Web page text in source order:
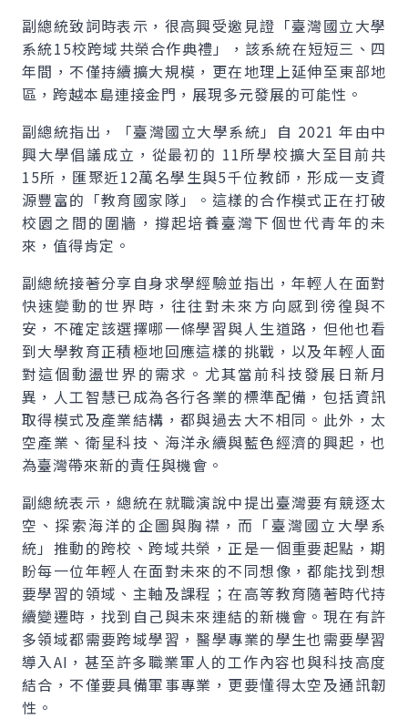
副總統致詞時表示，很高興受邀見證「臺灣國立大學
系統15校跨域共榮合作典禮」，該系統在短短三、四
年間，不僅持續擴大規模，更在地理上延伸至東部地
區，跨越本島連接金門，展現多元發展的可能性。
副總統指出，「臺灣國立大學系統」自 2021 年由中
興大學倡議成立，從最初的 11所學校擴大至目前共
15所，匯聚近12萬名學生與5千位教師，形成一支資
源豐富的「教育國家隊」。這樣的合作模式正在打破
校園之間的圍牆，撐起培養臺灣下個世代青年的未
來，值得肯定。
副總統接著分享自身求學經驗並指出，年輕人在面對
快速變動的世界時，往往對未來方向感到徬徨與不
安，不確定該選擇哪一條學習與人生道路，但他也看
到大學教育正積極地回應這樣的挑戰，以及年輕人面
對這個動盪世界的需求。尤其當前科技發展日新月
異，人工智慧已成為各行各業的標準配備，包括資訊
取得模式及產業結構，都與過去大不相同。此外，太
空產業、衛星科技、海洋永續與藍色經濟的興起，也
為臺灣帶來新的責任與機會。
副總統表示，總統在就職演說中提出臺灣要有競逐太
空、探索海洋的企圖與胸襟，而「臺灣國立大學系
統」推動的跨校、跨域共榮，正是一個重要起點，期
盼每一位年輕人在面對未來的不同想像，都能找到想
要學習的領域、主軸及課程；在高等教育隨著時代持
續變遷時，找到自己與未來連結的新機會。現在有許
多領域都需要跨域學習，醫學專業的學生也需要學習
導入AI，甚至許多職業軍人的工作內容也與科技高度
結合，不僅要具備軍事專業，更要懂得太空及通訊韌
性。